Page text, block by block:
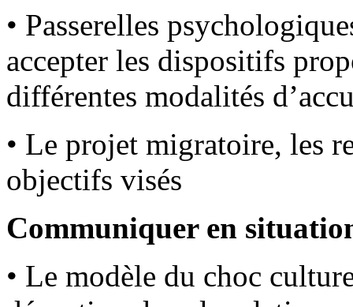
• Passerelles
accepter les dispositifs
différentes modalités
• Le projet migratoire, les
objectifs visés
Communiquer en
• Le modèle du choc